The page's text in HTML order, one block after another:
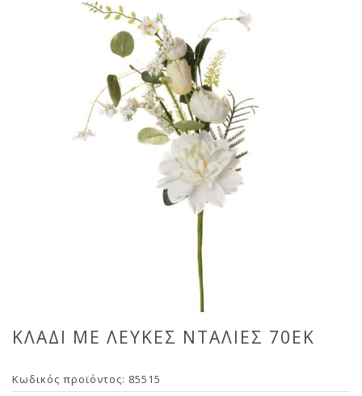
ΚΛΑΔΙ ΜΕ ΛΕΥΚΕΣ ΝΤΑΛΙΕΣ 70ΕΚ
Κωδικός προϊόντος: 85515